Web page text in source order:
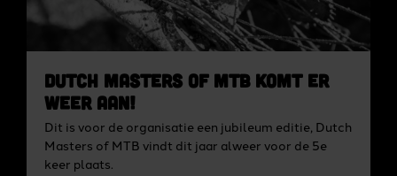
Dutch Masters of MTB komt er
weer aan!
Dit is voor de organisatie een jubileum editie, Dutch
Masters of MTB vindt dit jaar alweer voor de 5e
keer plaats.